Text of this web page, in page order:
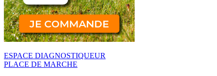
ESPACE DIAGNOSTIQUEUR
PLACE DE MARCHE